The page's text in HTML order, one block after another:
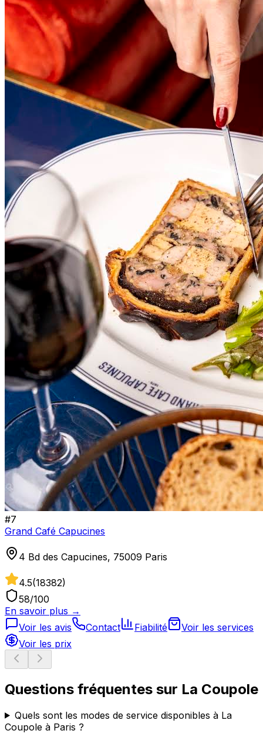
#7
Grand Café Capucines
4 Bd des Capucines, 75009 Paris
4.5(18382)
58/100
En savoir plus →
Voir les avis
Contact Fiabilité
Voir les services
Voir les prix
Questions fréquentes sur La Coupole
Quels sont les modes de service disponibles à La
Coupole à Paris ?